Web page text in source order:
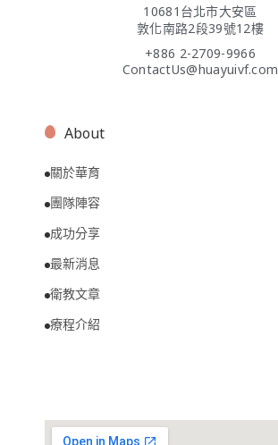
10681台北市大安區
敦化南路2段39號12樓
+886 2-2709-9966
ContactUs@huayuivf.com
About
關於華育
團隊陣容
成功分享
最新消息
衛教文章
療程介紹